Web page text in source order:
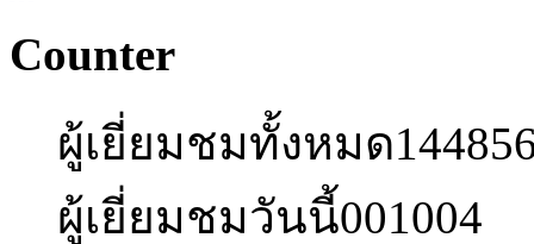
Counter
ผู้เยี่ยมชมทั้งหมด
ผู้เยี่ยมชมวันนี้001004